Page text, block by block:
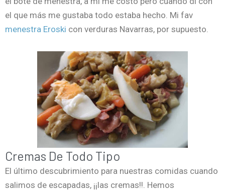
el que más me gustaba todo estaba hecho. Mi fav
menestra Eroski con verduras Navarras, por supuesto.
Cremas De Todo Tipo
El último descubrimiento para nuestras comidas cuando
salimos de escapadas, ¡¡las cremas!!. Hemos